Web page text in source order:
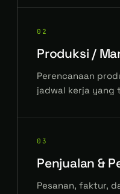
02
Produksi /
Perencanaan
jadwal kerja yang
03
Penjualan &
Pesanan, faktur,